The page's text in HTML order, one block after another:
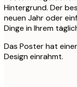
Hintergrund. Der
neuen Jahr oder
Dinge in Ihrem
Das Poster hat
Design einrahmt.